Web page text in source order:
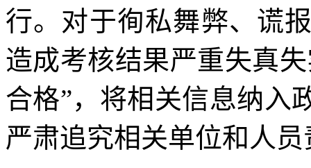
行。对于徇私舞弊、谎
造成考核结果严重失真
合格”，将相关信息纳入
严肃追究相关单位和人